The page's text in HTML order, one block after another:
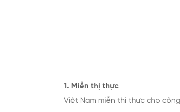
1. Miễn thị thực
Việt Nam miễn thị thực cho